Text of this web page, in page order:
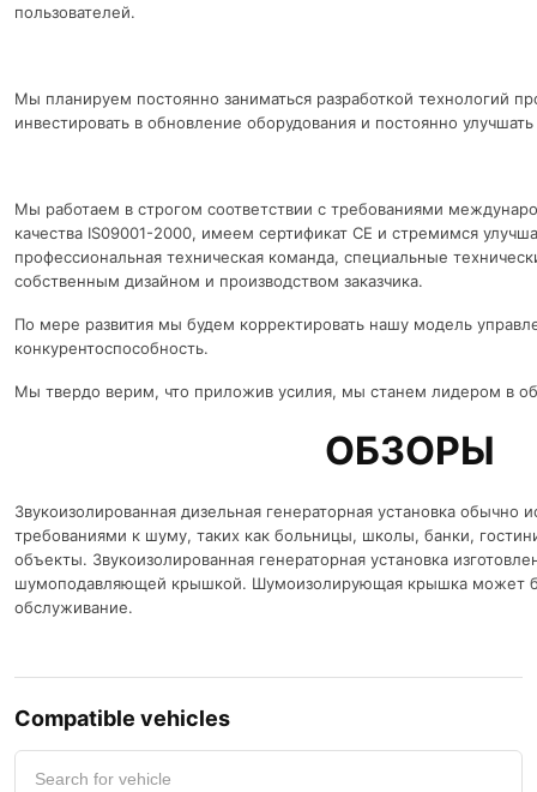
пользователей.
Мы планируем постоянно заниматься разработкой технологий
инвестировать в обновление оборудования и постоянно
Мы работаем в строгом соответствии с требованиями
качества IS09001-2000, имеем сертификат CE и стремимся
профессиональная техническая команда, специальные
собственным дизайном и производством заказчика.
По мере развития мы будем корректировать нашу модель
конкурентоспособность.
Мы твердо верим, что приложив усилия, мы станем лидером в
ОБЗОРЫ
Звукоизолированная дизельная генераторная установка обычно
требованиями к шуму, таких как больницы, школы, банки,
объекты. Звукоизолированная генераторная установка
шумоподавляющей крышкой. Шумоизолирующая крышка может
обслуживание.
Compatible vehicles